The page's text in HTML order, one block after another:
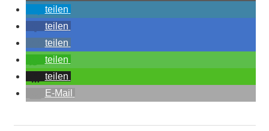
teilen
teilen
teilen
teilen
teilen
E-Mail